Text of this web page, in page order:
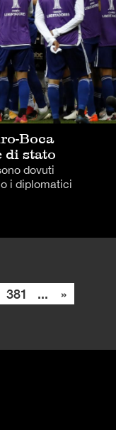
Boca
di stato
dovuti
i diplomatici
381 ... »